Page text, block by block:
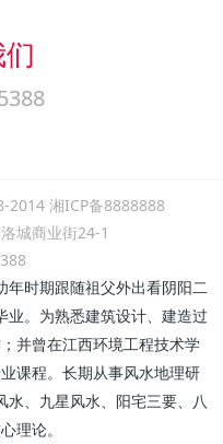
2014 湘ICP备8888888
城商业街24-1
年时期跟随祖父外出看阴阳二
业。为熟悉建筑设计、建造过
并曾在江西环境工程技术学
课程。长期从事风水地理研
水、九星风水、阳宅三要、八
理论。